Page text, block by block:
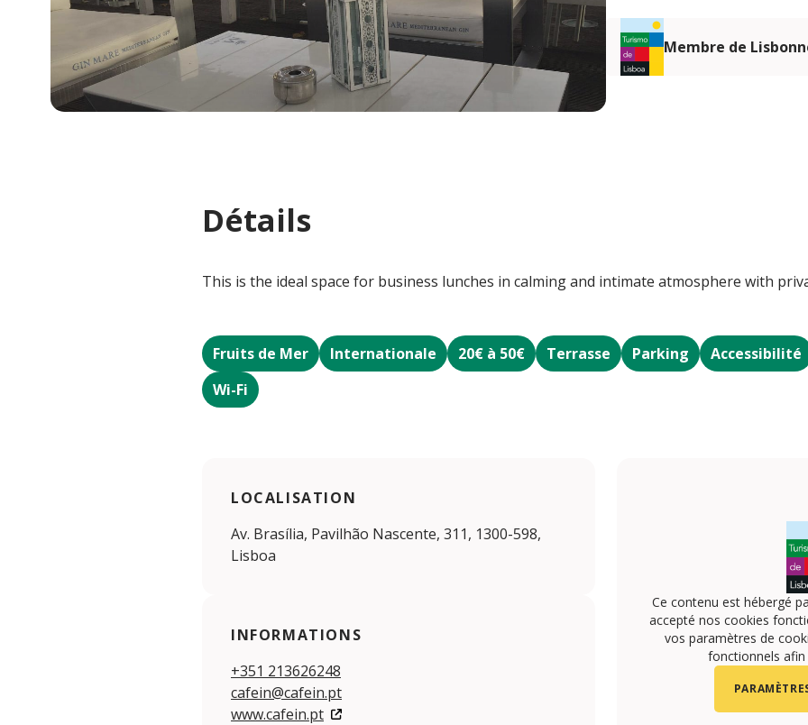
Membre de
Détails
This is the ideal space for business lunches in calming and intimate atmosphere with
Fruits de Mer Internationale 20€ à 50€ Terrasse Parking Accessibilité
Wi-Fi
LOCALISATION
Av. Brasília, Pavilhão Nascente, 311, 1300-598,
Lisboa
INFORMATIONS
+351 213626248
cafein@cafein.pt
www.cafein.pt
Ce contenu est hébergé
accepté nos cookies
vos paramètres de
fonctionnels